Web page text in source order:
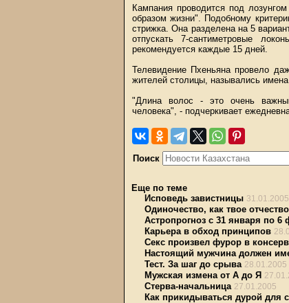
Кампания проводится под
образом жизни". Подобному
стрижка. Она разделена на 5
отпускать 7-сантиметровые
рекомендуется каждые 15 дней.
Телевидение Пхеньяна провело
жителей столицы, назывались
"Длина волос - это очень важный
человека", - подчеркивает
Поиск
Еще по теме
Исповедь завистницы 31.01.2005
Одиночество, как твое
Астропрогноз с 31 января по 6
Карьера в обход принципов
Секс произвел фурор в
Настоящий мужчина должен
Тест. За шаг до срыва 28.01.2005
Мужская измена от А до Я
Стерва-начальница 27.01.2005
Как прикидываться дурой для